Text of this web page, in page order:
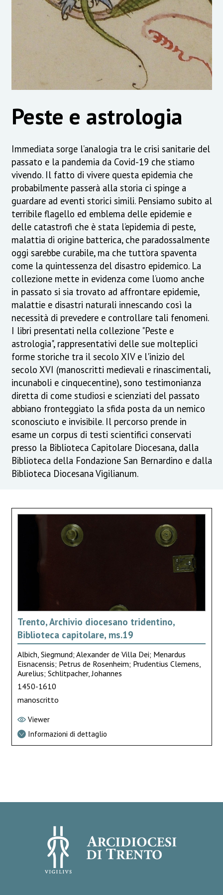
Peste e astrologia
Immediata sorge l’analogia tra le crisi sanitarie del
passato e la pandemia da Covid-19 che stiamo
vivendo. Il fatto di vivere questa epidemia che
probabilmente passerà alla storia ci spinge a
guardare ad eventi storici simili. Pensiamo subito al
terribile flagello ed emblema delle epidemie e
delle catastrofi che è stata l’epidemia di peste,
malattia di origine batterica, che paradossalmente
oggi sarebbe curabile, ma che tutt’ora spaventa
come la quintessenza del disastro epidemico. La
collezione mette in evidenza come l’uomo anche
in passato si sia trovato ad affrontare epidemie,
malattie e disastri naturali innescando così la
necessità di prevedere e controllare tali fenomeni.
I libri presentati nella collezione "Peste e
astrologia", rappresentativi delle sue molteplici
forme storiche tra il secolo XIV e l'inizio del
secolo XVI (manoscritti medievali e rinascimentali,
incunaboli e cinquecentine), sono testimonianza
diretta di come studiosi e scienziati del passato
abbiano fronteggiato la sfida posta da un nemico
sconosciuto e invisibile. Il percorso prende in
esame un corpus di testi scientifici conservati
presso la Biblioteca Capitolare Diocesana, dalla
Biblioteca della Fondazione San Bernardino e dalla
Biblioteca Diocesana Vigilianum.
Trento, Archivio diocesano tridentino,
Biblioteca capitolare, ms.19
Albich, Siegmund; Alexander de Villa Dei; Menardus
Eisnacensis; Petrus de Rosenheim; Prudentius Clemens,
Aurelius; Schlitpacher, Johannes
1450-1610
manoscritto
Viewer
Informazioni di dettaglio